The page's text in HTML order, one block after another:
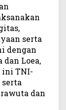
serta
dengan
Loea,
ini TNI-
serta
dan